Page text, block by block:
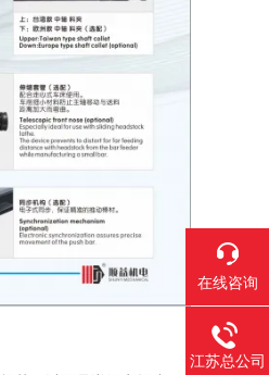
在线咨询
江苏总公司